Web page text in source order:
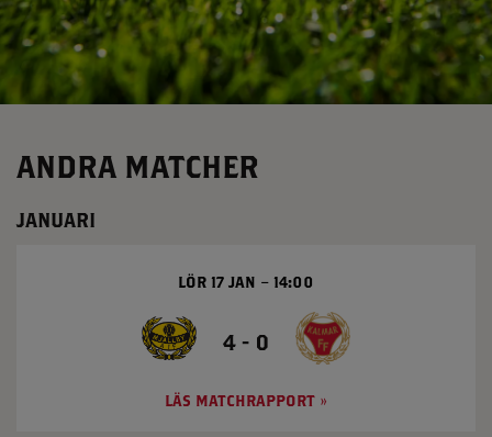
A
R
F
-
H
C
E
ANDRA MATCHER
JANUARI
4 - 0
LÖR 17 JAN 14:00
LÄS MATCHRAPPORT